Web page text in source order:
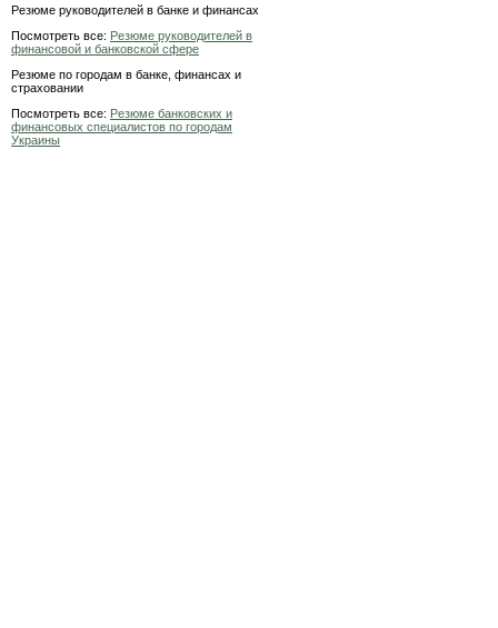
Резюме руководителей в банке и финансах
Посмотреть все: Резюме руководителей в
финансовой и банковской сфере
Резюме по городам в банке, финансах и
страховании
Посмотреть все: Резюме банковских и
финансовых специалистов по городам
Украины